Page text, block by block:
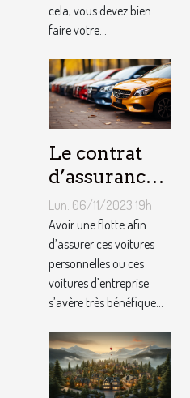
cela, vous devez bien
faire votre...
Le contrat
d’assurance
auto par
flotte : est-il
si
bénéfique ?
Lun. 06/11/2023 19h
Avoir une flotte afin
d’assurer ces voitures
personnelles ou ces
voitures d’entreprise
s’avère très bénéfique...